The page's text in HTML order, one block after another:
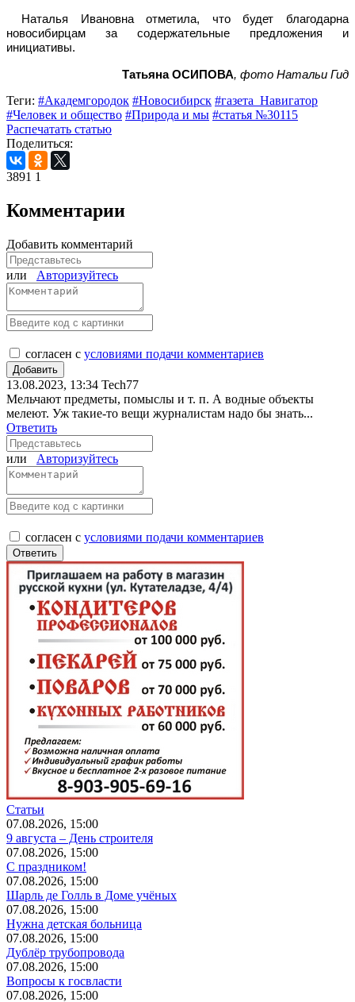
Наталья Ивановна отметила, что будет благодарна
новосибирцам за содержательные предложения и
инициативы.
Татьяна ОСИПОВА, фото Натальи Гид
Теги: #Академгородок #Новосибирск #газета_Навигатор
#Человек и общество #Природа и мы #статья №30115
Распечатать статью
Поделиться:
3891 1
Комментарии
Добавить комментарий
или Авторизуйтесь
согласен с условиями подачи комментариев
13.08.2023, 13:34 Tech77
Мельчают предметы, помыслы и т. п. А водные объекты
мелеют. Уж такие-то вещи журналистам надо бы знать...
Ответить
или Авторизуйтесь
согласен с условиями подачи комментариев
Статьи
07.08.2026, 15:00
9 августа – День строителя
07.08.2026, 15:00
С праздником!
07.08.2026, 15:00
Шарль де Голль в Доме учёных
07.08.2026, 15:00
Нужна детская больница
07.08.2026, 15:00
Дублёр трубопровода
07.08.2026, 15:00
Вопросы к госвласти
07.08.2026, 15:00